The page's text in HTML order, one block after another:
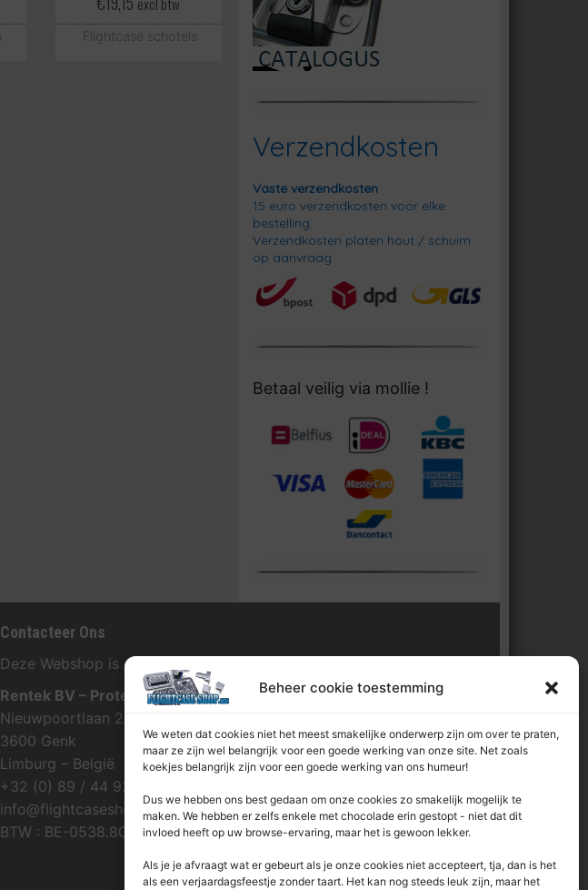
Beheer cookie toestemming
We weten dat cookies niet het meest smakelijke onderwerp zijn om over te praten,
maar ze zijn wel belangrijk voor een goede werking van onze site. Net zoals
koekjes belangrijk zijn voor een goede werking van ons humeur!
Dus we hebben ons best gedaan om onze cookies zo smakelijk mogelijk te
maken. We hebben er zelfs enkele met chocolade erin gestopt - niet dat dit
invloed heeft op uw browse-ervaring, maar het is gewoon lekker.
Als je je afvraagt ​​wat er gebeurt als je onze cookies niet accepteert, tja, dan is het
als een verjaardagsfeestje zonder taart. Het kan nog steeds leuk zijn, maar het
Flightcase schotels
Verzendkosten
Vaste verzendkosten
15 euro verzendkosten voor elke
bestelling.
Verzendkosten platen hout / schuim
op aanvraag
Betaal veilig via mollie !
Contacteer Ons
Deze Webshop is onderdeel van:
Rentek BV – Protekt
Nieuwpoortlaan 21 / 1
3600 Genk
Limburg – België
+32 (0) 89 / 44 92 07
info@flightcaseshop.be
BTW : BE-0538.802.039